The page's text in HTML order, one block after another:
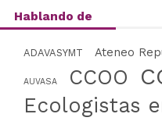
Hablando de
ADAVASYMT Ateneo
AUVASA CCOO
Ecologistas